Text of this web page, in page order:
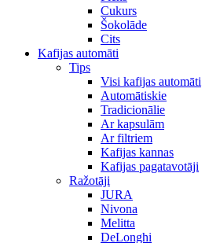
Cukurs
Šokolāde
Cits
Kafijas automāti
Tips
Visi kafijas automāti
Automātiskie
Tradicionālie
Ar kapsulām
Ar filtriem
Kafijas kannas
Kafijas pagatavotāji
Ražotāji
JURA
Nivona
Melitta
DeLonghi